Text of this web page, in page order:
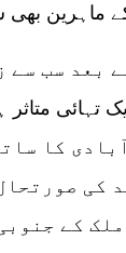
ماہرین بھی
کا
کی
کے